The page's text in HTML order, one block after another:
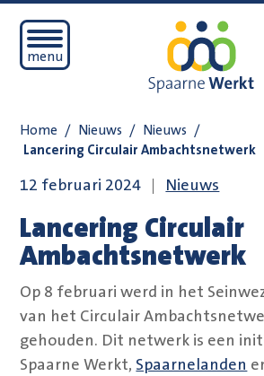
Open mobiel menu
menu
Home / Nieuws / Nieuws /
Lancering Circulair Ambachtsnetwerk
Lancering Circulair
Ambachtsnetwerk
12 februari 2024 Nieuws
Op 8 februari werd in het
van het Circulair
gehouden. Dit netwerk is een
Spaarne Werkt, Spaarnelanden